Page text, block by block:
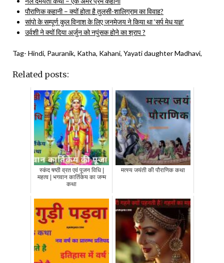
पौराणिक कहानी – क्यों होता है तुलसी-शालिग्राम का विवाह?
सांपो के सम्पूर्ण कुल विनाश के लिए जनमेजय ने किया था ‘सर्प मेध यज्ञ’
उर्वशी ने क्यों दिया अर्जुन को नपुंसक होने का श्राप ?
Tag- Hindi, Pauranik, Katha, Kahani, Yayati daughter Madhavi,
Related posts:
स्कंद षष्ठी व्रत एवं पूजन विधि |
महत्व | भगवान कार्तिकेय का जन्म
कथा
मत्स्य जयंती की पौराणिक कथा